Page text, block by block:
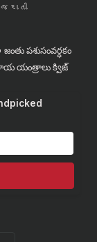
జంతు పశుసంవర్ధకం
యంత్రాలు క్విజ్